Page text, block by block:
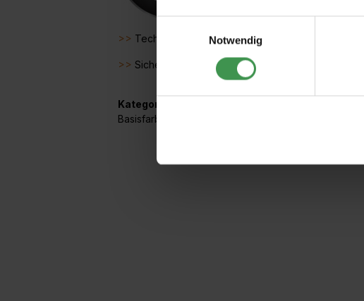
Notwendig
>> Technisches Merkblatt:
>> Sicherheitsdatenblatt:
Kategorien:
Basisfarben